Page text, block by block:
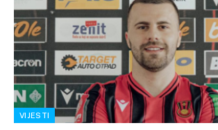
VIJESTI